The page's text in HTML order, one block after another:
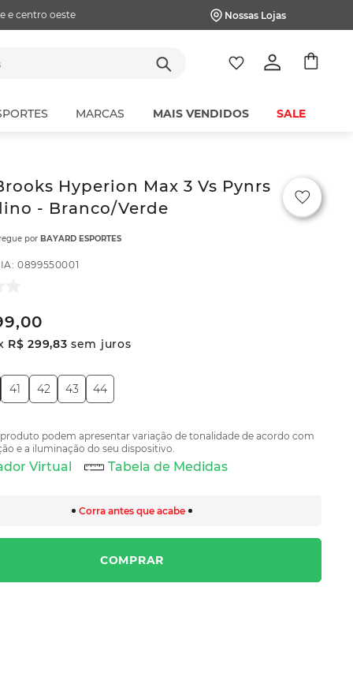
e centro oeste Nossas Lojas
MARCAS MAIS VENDIDOS SALE
Hyperion Max 3 Vs Pynrs
- Branco/Verde
por BAYARD ESPORTES
:0899550001
,00
R$ 299,83 sem juros
41 42 43 44
podem apresentar variação de tonalidade de acordo com
e a iluminação do seu dispositivo.
Virtual Tabela de Medidas
Corra antes que acabe
COMPRAR